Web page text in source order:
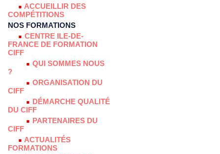
ACCUEILLIR DES
COMPÉTITIONS
NOS FORMATIONS
CENTRE ILE-DE-
FRANCE DE FORMATION
CIFF
QUI SOMMES NOUS
?
ORGANISATION DU
CIFF
DÉMARCHE QUALITÉ
DU CIFF
PARTENAIRES DU
CIFF
ACTUALITÉS
FORMATIONS